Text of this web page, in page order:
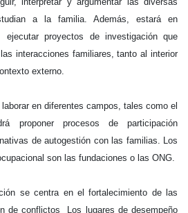
a la familia. Además, estará en
proyectos de investigación que
interacciones familiares, tanto al interior
externo.
en diferentes campos, tales como el
proponer procesos de participación
de autogestión con las familias. Los
son las fundaciones o las ONG.
se centra en el fortalecimiento de las
de conflictos Los lugares de desempeño